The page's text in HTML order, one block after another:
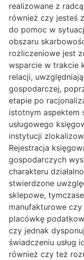
realizowane z
również czy jesteś
do pomoc w
obszaru
rozliczeniowe jest
wsparcie w trakcie
relacji,
gospodarczej,
etapie po
istotnym aspektem
usługowego
instytucji
Rejestracja
gospodarczych
charakteru
stwierdzone
sklepowe,
manufakturowe czy
placówkę
czy jednak
świadczeniu usług
również czy też